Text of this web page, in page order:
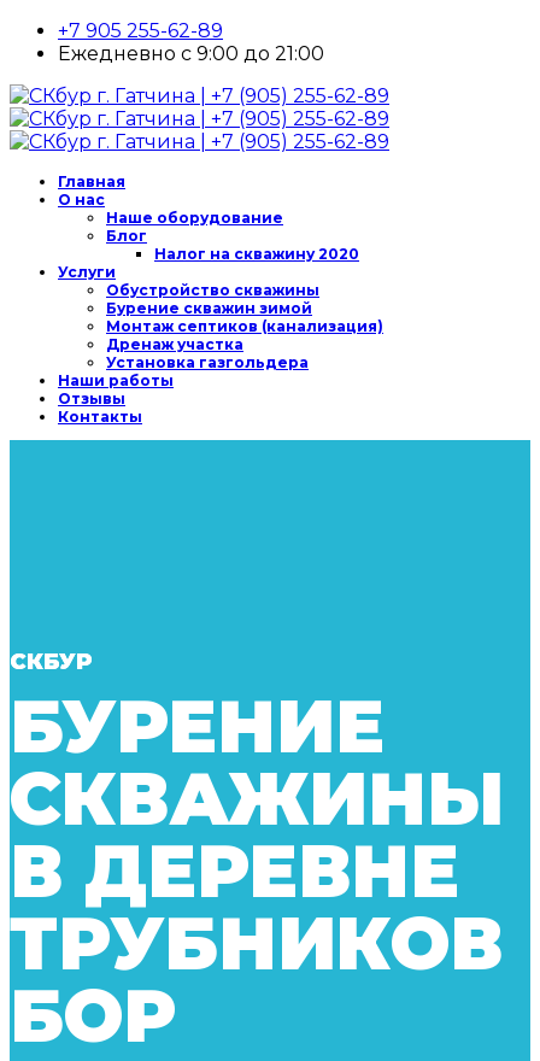
+7 905 255-62-89
Ежедневно с 9:00 до 21:00
Главная
О нас
Наше оборудование
Блог
Налог на скважину 2020
Услуги
Обустройство скважины
Бурение скважин зимой
Монтаж септиков (канализация)
Дренаж участка
Установка газгольдера
Наши работы
Отзывы
Контакты
СКБУР
БУРЕНИЕ
СКВАЖИНЫ
В ДЕРЕВНЕ
ТРУБНИКОВ
БОР